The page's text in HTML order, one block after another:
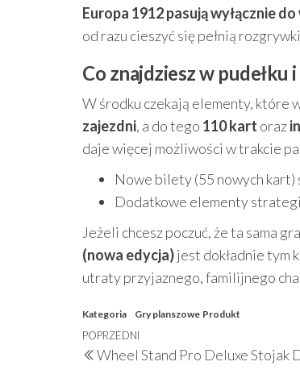
Europa 1912 pasują wyłącznie
od razu cieszyć się pełnią
Co znajdziesz w
W środku czekają elementy, które
zajezdni, a do tego 110 kart oraz
daje więcej możliwości w trakcie
Nowe bilety (55 nowych kart)
Dodatkowe elementy
Jeżeli chcesz poczuć, że ta sama
(nowa edycja)jest dokładnie tym
utraty przyjaznego, familijnego
Kategoria Gry planszowe Produkt
Nawigacja
Poprzedni
wpis
POPRZEDNI
Wheel Stand Pro Deluxe Stojak